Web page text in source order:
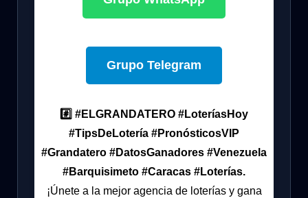
Grupo Telegram
#️⃣ #ELGRANDATERO #LoteríasHoy
#TipsDeLotería #PronósticosVIP
#Grandatero #DatosGanadores #Venezuela
#Barquisimeto #Caracas #Loterías.
¡Únete a la mejor agencia de loterías y gana